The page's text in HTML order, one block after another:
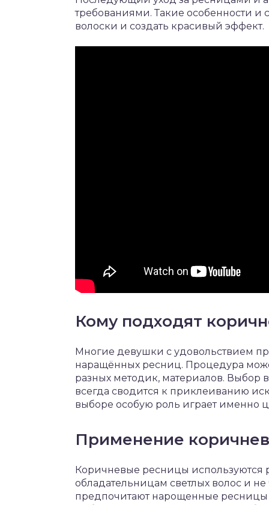
требованиями. Такие особенности
волоски и создать красивый эффект.
Кому подходят
Многие девушки с удовольствием
наращённых ресниц. Процедура
разных методик, материалов. Выбор
всегда сводится к приклеиванию
выборе особую роль играет именно
Применение
Коричневые ресницы используются
обладательницам светлых волос и
предпочитают нарощенные ресницы